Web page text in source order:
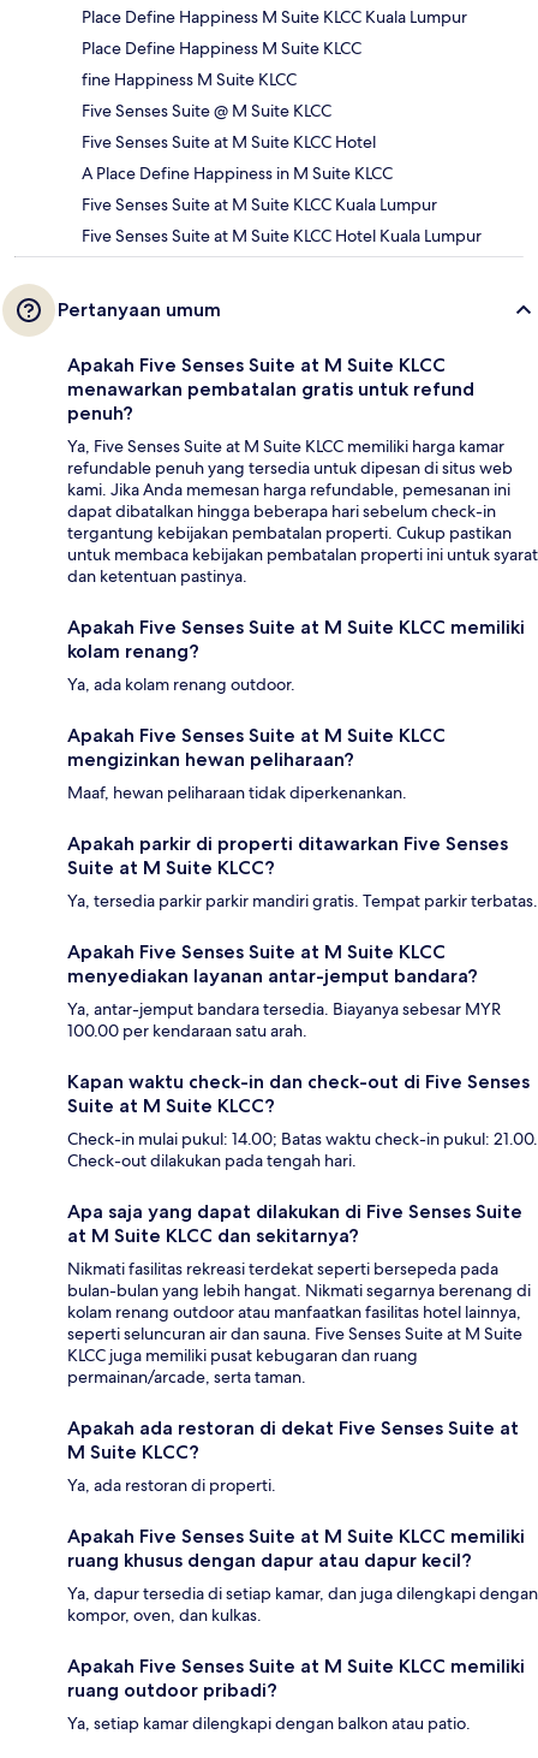
Place Define Happiness M Suite KLCC Kuala Lumpur
Place Define Happiness M Suite KLCC
fine Happiness M Suite KLCC
Five Senses Suite @ M Suite KLCC
Five Senses Suite at M Suite KLCC Hotel
A Place Define Happiness in M Suite KLCC
Five Senses Suite at M Suite KLCC Kuala Lumpur
Five Senses Suite at M Suite KLCC Hotel Kuala Lumpur
Pertanyaan umum
Apakah Five Senses Suite at M Suite KLCC
menawarkan pembatalan gratis untuk refund
penuh?
Ya, Five Senses Suite at M Suite KLCC memiliki harga kamar
refundable penuh yang tersedia untuk dipesan di situs web
kami. Jika Anda memesan harga refundable, pemesanan ini
dapat dibatalkan hingga beberapa hari sebelum check-in
tergantung kebijakan pembatalan properti. Cukup pastikan
untuk membaca kebijakan pembatalan properti ini untuk syarat
dan ketentuan pastinya.
Apakah Five Senses Suite at M Suite KLCC memiliki
kolam renang?
Ya, ada kolam renang outdoor.
Apakah Five Senses Suite at M Suite KLCC
mengizinkan hewan peliharaan?
Maaf, hewan peliharaan tidak diperkenankan.
Apakah parkir di properti ditawarkan Five Senses
Suite at M Suite KLCC?
Ya, tersedia parkir parkir mandiri gratis. Tempat parkir terbatas.
Apakah Five Senses Suite at M Suite KLCC
menyediakan layanan antar-jemput bandara?
Ya, antar-jemput bandara tersedia. Biayanya sebesar MYR
100.00 per kendaraan satu arah.
Kapan waktu check-in dan check-out di Five Senses
Suite at M Suite KLCC?
Check-in mulai pukul: 14.00; Batas waktu check-in pukul: 21.00.
Check-out dilakukan pada tengah hari.
Apa saja yang dapat dilakukan di Five Senses Suite
at M Suite KLCC dan sekitarnya?
Nikmati fasilitas rekreasi terdekat seperti bersepeda pada
bulan-bulan yang lebih hangat. Nikmati segarnya berenang di
kolam renang outdoor atau manfaatkan fasilitas hotel lainnya,
seperti seluncuran air dan sauna. Five Senses Suite at M Suite
KLCC juga memiliki pusat kebugaran dan ruang
permainan/arcade, serta taman.
Apakah ada restoran di dekat Five Senses Suite at
M Suite KLCC?
Ya, ada restoran di properti.
Apakah Five Senses Suite at M Suite KLCC memiliki
ruang khusus dengan dapur atau dapur kecil?
Ya, dapur tersedia di setiap kamar, dan juga dilengkapi dengan
kompor, oven, dan kulkas.
Apakah Five Senses Suite at M Suite KLCC memiliki
ruang outdoor pribadi?
Ya, setiap kamar dilengkapi dengan balkon atau patio.